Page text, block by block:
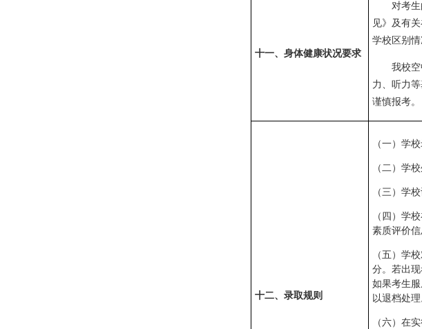
十一、身体健康状况要求
对考
见》及有
学校区别情
我校
力、听力
谨慎报考。
十二、录取规则
（一）学
（二）学
（三）学
（四）学
素质评价
（五）学
分。若出
如果考生
以退档处
（六）在